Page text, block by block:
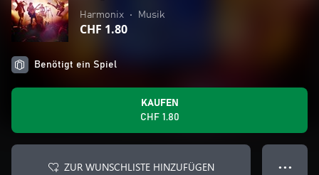
Harmonix • Musik
CHF 1.80
Benötigt ein Spiel
KAUFEN
CHF 1.80
ZUR WUNSCHLISTE HINZUFÜGEN ● ● ●